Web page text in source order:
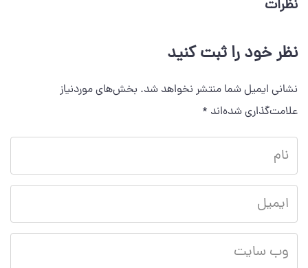
نظرات
نظر خود را ثبت کنید
نشانی ایمیل شما منتشر نخواهد شد. بخش‌های موردنیاز
علامت‌گذاری شده‌اند *